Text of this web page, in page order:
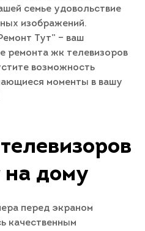
семье удовольствие
изображений.
Тут” – ваш
ремонта жк телевизоров
возможность
моменты в вашу
дому
перед экраном
качественным